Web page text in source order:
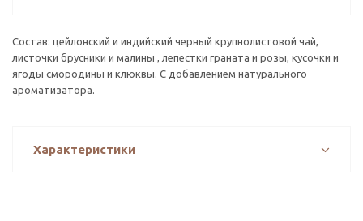
Состав: цейлонский и индийский черный крупнолистовой чай,
листочки брусники и малины , лепестки граната и розы, кусочки и
ягоды смородины и клюквы. С добавлением натурального
ароматизатора.
Характеристики